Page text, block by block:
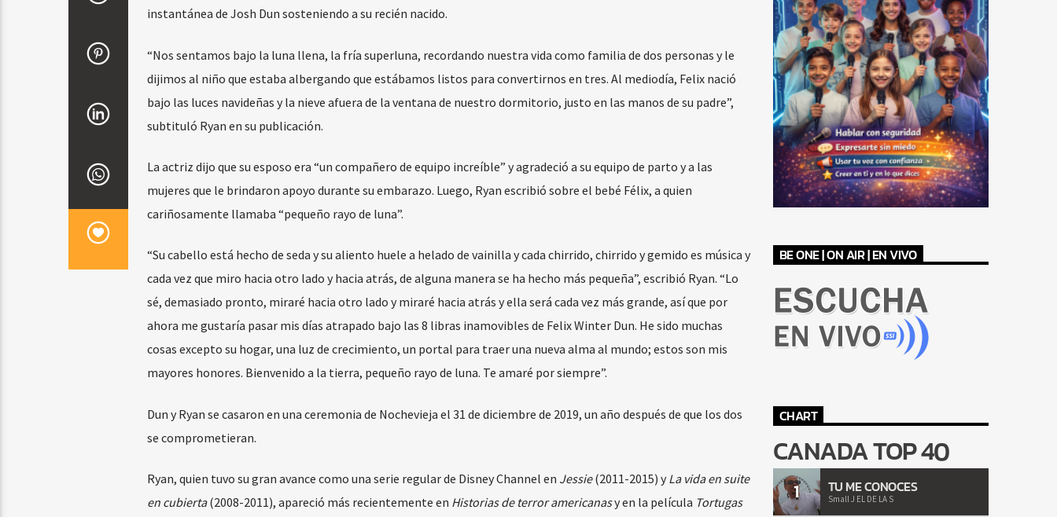
instantánea de Josh Dun sosteniendo a su recién nacido.
“Nos sentamos bajo la luna llena, la fría superluna, recordando nuestra vida como familia de dos personas y le
dijimos al niño que estaba albergando que estábamos listos para convertirnos en tres. Al mediodía, Felix nació
bajo las luces navideñas y la nieve afuera de la ventana de nuestro dormitorio, justo en las manos de su padre”,
subtituló Ryan en su publicación.
La actriz dijo que su esposo era “un compañero de equipo increíble” y agradeció a su equipo de parto y a las
mujeres que le brindaron apoyo durante su embarazo. Luego, Ryan escribió sobre el bebé Félix, a quien
cariñosamente llamaba “pequeño rayo de luna”.
“Su cabello está hecho de seda y su aliento huele a helado de vainilla y cada chirrido, chirrido y gemido es música y
cada vez que miro hacia otro lado y hacia atrás, de alguna manera se ha hecho más pequeña”, escribió Ryan. “Lo
sé, demasiado pronto, miraré hacia otro lado y miraré hacia atrás y ella será cada vez más grande, así que por
ahora me gustaría pasar mis días atrapado bajo las 8 libras inamovibles de Felix Winter Dun. He sido muchas
cosas excepto su hogar, una luz de crecimiento, un portal para traer una nueva alma al mundo; estos son mis
mayores honores. Bienvenido a la tierra, pequeño rayo de luna. Te amaré por siempre”.
Dun y Ryan se casaron en una ceremonia de Nochevieja el 31 de diciembre de 2019, un año después de que los dos
se comprometieran.
Ryan, quien tuvo su gran avance como una serie regular de Disney Channel en Jessie(2011-2015) yLa vida en suite
en cubierta(2008-2011), apareció más recientemente en Historias de terror americanasy en la película Tortugas
BE ONE | ON AIR | EN VIVO
CHART
CANADA TOP 40
1 TU ME CONOCES
Small J EL DE LA S